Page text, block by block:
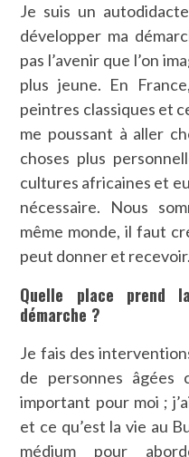
Je suis un
développer ma
pas l’avenir que l’on
plus jeune. En
peintres classiques et
me poussant à aller
choses plus
cultures africaines et
nécessaire. Nous
même monde, il faut
peut donner et recevoir.
Quelle place prend
démarche ?
Je fais des
de personnes
important pour moi ;
et ce qu’est la vie au
médium pour